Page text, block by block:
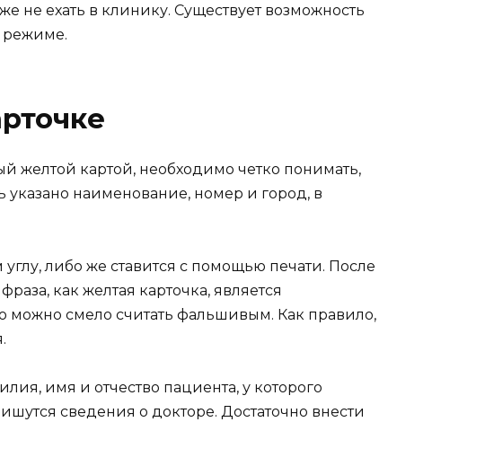
не ехать в клинику. Существует возможность
режиме.
желтой картой, необходимо четко понимать,
наименование, номер и город, в
либо же ставится с помощью печати. После
как желтая карточка, является
можно смело считать фальшивым. Как правило,
имя и отчество пациента, у которого
сведения о докторе. Достаточно внести